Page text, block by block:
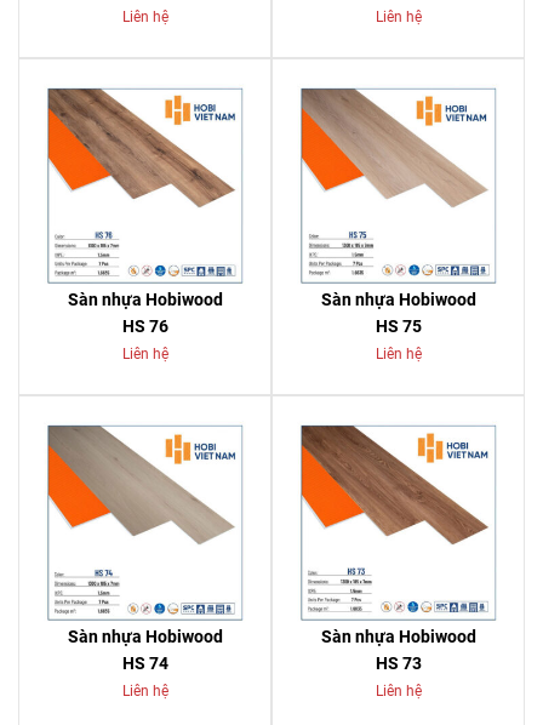
Liên hệ Liên hệ
Sàn nhựa Hobiwood
HS 76
Liên hệ
Sàn nhựa Hobiwood
HS 75
Liên hệ
Sàn nhựa Hobiwood
HS 74
Liên hệ
Sàn nhựa Hobiwood
HS 73
Liên hệ